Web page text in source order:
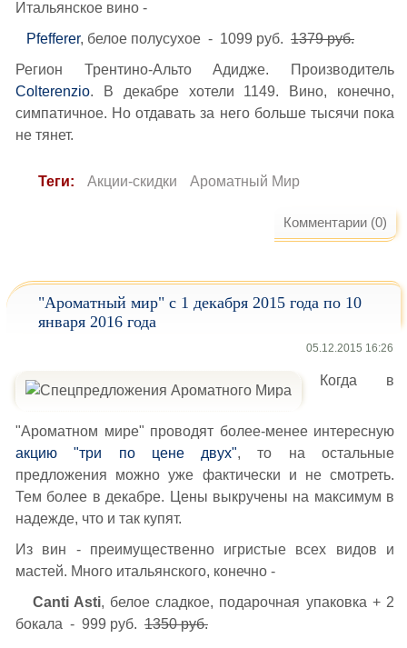
Итальянское вино -
Pfefferer, белое полусухое - 1099 руб. 1379 руб.
Регион Трентино-Альто Адидже. Производитель
Colterenzio. В декабре хотели 1149. Вино, конечно,
симпатичное. Но отдавать за него больше тысячи пока
не тянет.
Теги: Акции-скидки Ароматный Мир
Комментарии (0)
"Ароматный мир" с 1 декабря 2015 года по 10
января 2016 года
05.12.2015 16:26
Когда в
"Ароматном мире" проводят более-менее интересную
акцию "три по цене двух", то на остальные
предложения можно уже фактически и не смотреть.
Тем более в декабре. Цены выкручены на максимум в
надежде, что и так купят.
Из вин - преимущественно игристые всех видов и
мастей. Много итальянского, конечно -
Canti Asti, белое сладкое, подарочная упаковка + 2
бокала - 999 руб. 1350 руб.